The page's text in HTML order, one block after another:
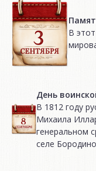
В
День
В 1812 году
Михаила
генеральном
селе